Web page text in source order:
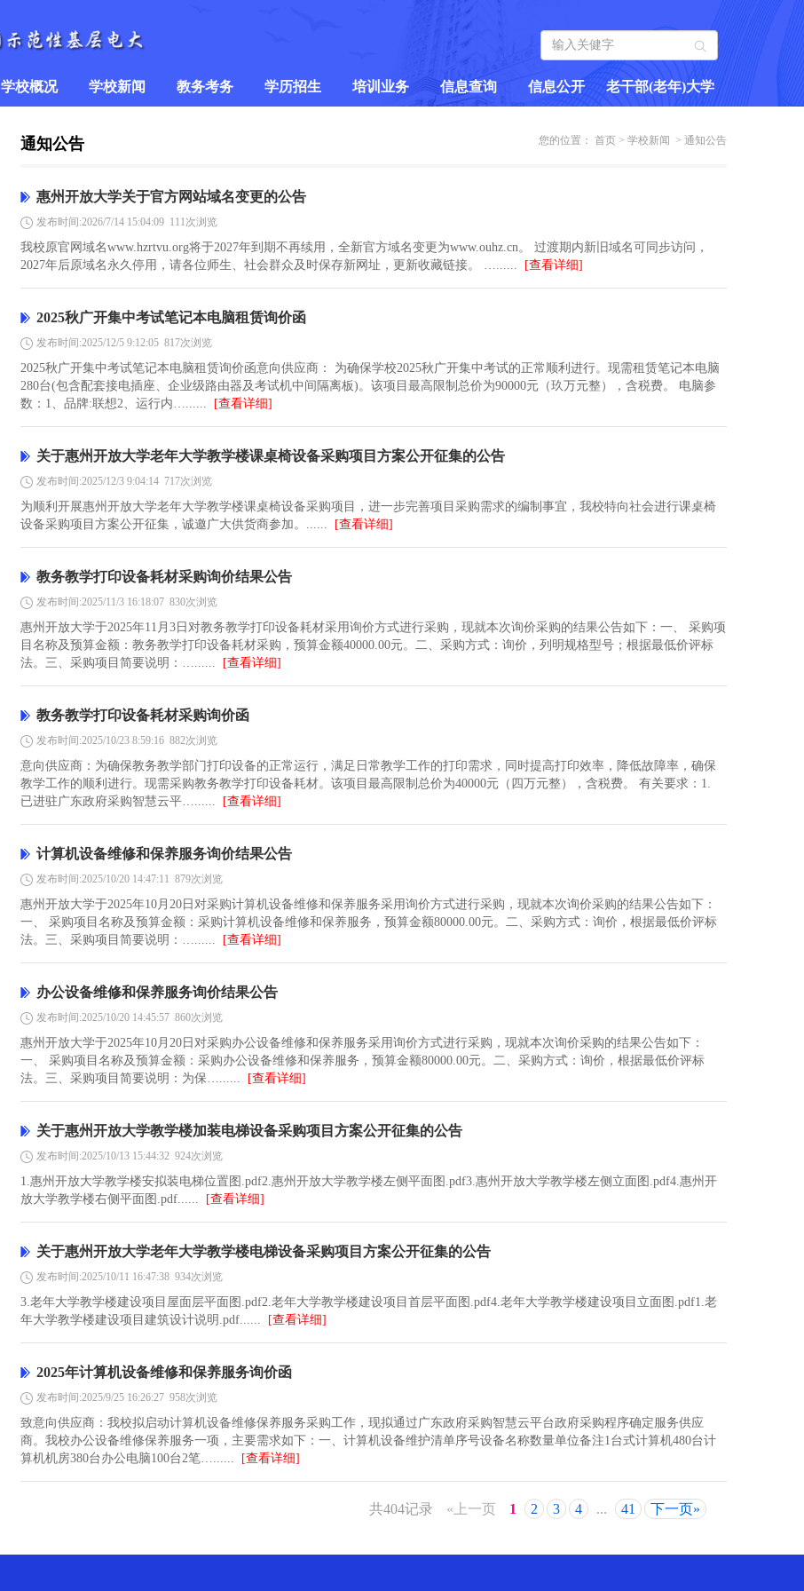
学校概况
组织架构
学校新闻 教务考务 学历招生 培训业务
计算机等级考试
非全日制研究生教育
信息查询
学籍（毕业）信息查询
信息公开
招生信息
老干部(老年)大学
学员风采
>
通知公告 您的位置： 首页 > 学校新闻 > 通知公告
惠州开放大学关于官方网站域名变更的公告
发布时间:2026/7/14 15:04:09 111次浏览
我校原官网域名www.hzrtvu.org将于2027年到期不再续用，全新官方域名变更为www.ouhz.cn。 过渡期内新旧域名可同步访问，
2027年后原域名永久停用，请各位师生、社会群众及时保存新网址，更新收藏链接。 …......
[查看详细]
2025秋广开集中考试笔记本电脑租赁询价函
发布时间:2025/12/5 9:12:05817次浏览
2025秋广开集中考试笔记本电脑租赁询价函意向供应商： 为确保学校2025秋广开集中考试的正常顺利进行。现需租赁笔记本电脑
280台(包含配套接电插座、企业级路由器及考试机中间隔离板)。该项目最高限制总价为90000元（玖万元整），含税费。 电脑参
数：1、品牌:联想2、运行内…......
[查看详细]
关于惠州开放大学老年大学教学楼课桌椅设备采购项目方案公开征集的公告
发布时间:2025/12/3 9:04:14 717次浏览
为顺利开展惠州开放大学老年大学教学楼课桌椅设备采购项目，进一步完善项目采购需求的编制事宜，我校特向社会进行课桌椅
设备采购项目方案公开征集，诚邀广大供货商参加。......
[查看详细]
教务教学打印设备耗材采购询价结果公告
发布时间:2025/11/3 16:18:07830次浏览
惠州开放大学于2025年11月3日对教务教学打印设备耗材采用询价方式进行采购，现就本次询价采购的结果公告如下：一、 采购项
目名称及预算金额：教务教学打印设备耗材采购，预算金额40000.00元。二、采购方式：询价，列明规格型号；根据最低价评标
法。三、采购项目简要说明：…......
[查看详细]
教务教学打印设备耗材采购询价函
发布时间:2025/10/23 8:59:16882次浏览
意向供应商：为确保教务教学部门打印设备的正常运行，满足日常教学工作的打印需求，同时提高打印效率，降低故障率，确保
教学工作的顺利进行。现需采购教务教学打印设备耗材。该项目最高限制总价为40000元（四万元整），含税费。 有关要求：1.
已进驻广东政府采购智慧云平…......
[查看详细]
计算机设备维修和保养服务询价结果公告
发布时间:2025/10/20 14:47:11879次浏览
惠州开放大学于2025年10月20日对采购计算机设备维修和保养服务采用询价方式进行采购，现就本次询价采购的结果公告如下：
一、 采购项目名称及预算金额：采购计算机设备维修和保养服务，预算金额80000.00元。二、采购方式：询价，根据最低价评标
法。三、采购项目简要说明：…......
[查看详细]
办公设备维修和保养服务询价结果公告
发布时间:2025/10/20 14:45:57860次浏览
惠州开放大学于2025年10月20日对采购办公设备维修和保养服务采用询价方式进行采购，现就本次询价采购的结果公告如下：
一、 采购项目名称及预算金额：采购办公设备维修和保养服务，预算金额80000.00元。二、采购方式：询价，根据最低价评标
法。三、采购项目简要说明：为保…......
[查看详细]
关于惠州开放大学教学楼加装电梯设备采购项目方案公开征集的公告
发布时间:2025/10/13 15:44:32924次浏览
1.惠州开放大学教学楼安拟装电梯位置图.pdf2.惠州开放大学教学楼左侧平面图.pdf3.惠州开放大学教学楼左侧立面图.pdf4.惠州开
放大学教学楼右侧平面图.pdf......
[查看详细]
关于惠州开放大学老年大学教学楼电梯设备采购项目方案公开征集的公告
发布时间:2025/10/11 16:47:38934次浏览
3.老年大学教学楼建设项目屋面层平面图.pdf2.老年大学教学楼建设项目首层平面图.pdf4.老年大学教学楼建设项目立面图.pdf1.老
年大学教学楼建设项目建筑设计说明.pdf......
[查看详细]
2025年计算机设备维修和保养服务询价函
发布时间:2025/9/25 16:26:27958次浏览
致意向供应商：我校拟启动计算机设备维修保养服务采购工作，现拟通过广东政府采购智慧云平台政府采购程序确定服务供应
商。我校办公设备维修保养服务一项，主要需求如下：一、计算机设备维护清单序号设备名称数量单位备注1台式计算机480台计
算机机房380台办公电脑100台2笔…......
[查看详细]
共404记录 «上一页 1 2 3 4 ... 41 下一页»